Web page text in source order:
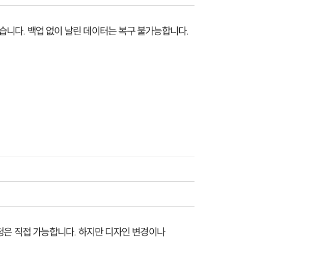
다. 백업 없이 날린 데이터는 복구 불가능합니다.
직접 가능합니다. 하지만 디자인 변경이나